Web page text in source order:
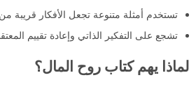
تستخدم أمثلة متنوعة تجعل الأفكار قريبة
تشجع على التفكير الذاتي وإعادة تقييم
لماذا يهم كتاب روح المال؟